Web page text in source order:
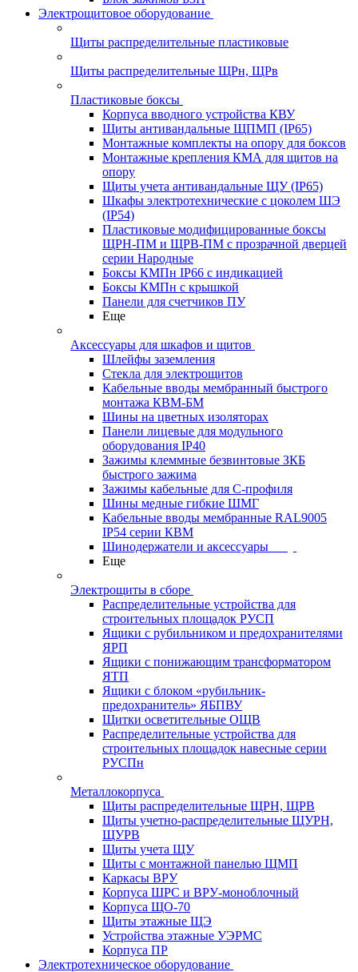
Электрощитовое оборудование
Щиты распределительные пластиковые
Щиты распределительные ЩРн, ЩРв
Пластиковые боксы
Корпуса вводного устройства КВУ
Щиты антивандальные ЩПМП (IP65)
Монтажные комплекты на опору для боксов
Монтажные крепления КМА для щитов на
опору
Щиты учета антивандальные ЩУ (IP65)
Шкафы электротехнические с цоколем ШЭ
(IP54)
Пластиковые модифицированные боксы
ЩРН-ПМ и ЩРВ-ПМ с прозрачной дверцей
серии Народные
Боксы КМПн IP66 с индикацией
Боксы КМПн с крышкой
Панели для счетчиков ПУ
Еще
Аксессуары для шкафов и щитов
Шлейфы заземления
Стекла для электрощитов
Кабельные вводы мембранный быстрого
монтажа КВМ-БМ
Шины на цветных изоляторах
Панели лицевые для модульного
оборудования IP40
Зажимы клеммные безвинтовые ЗКБ
быстрого зажима
Зажимы кабельные для С-профиля
Шины медные гибкие ШМГ
Кабельные вводы мембранные RAL9005
IP54 серии КВМ
Шинодержатели и аксессуары
Еще
Электрощиты в сборе
Распределительные устройства для
строительных площадок РУСП
Ящики с рубильником и предохранителями
ЯРП
Ящики с понижающим трансформатором
ЯТП
Ящики с блоком «рубильник-
предохранитель» ЯБПВУ
Щитки осветительные ОЩВ
Распределительные устройства для
строительных площадок навесные серии
РУСПн
Металлокорпуса
Щиты распределительные ЩРН, ЩРВ
Щиты учетно-распределительные ЩУРН,
ЩУРВ
Щиты учета ЩУ
Щиты с монтажной панелью ЩМП
Каркасы ВРУ
Корпуса ШРС и ВРУ-моноблочный
Корпуса ЩО-70
Щиты этажные ЩЭ
Устройства этажные УЭРМС
Корпуса ПР
Электротехническое оборудование